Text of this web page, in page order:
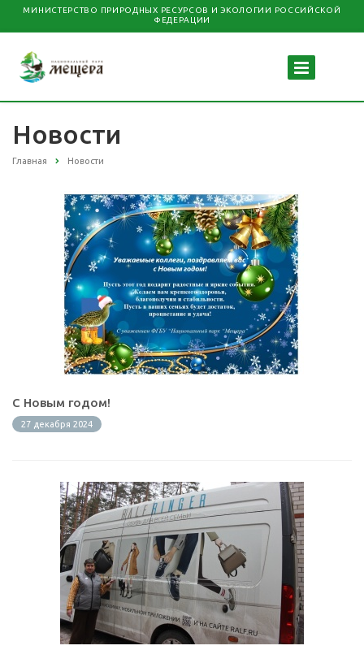
МИНИСТЕРСТВО ПРИРОДНЫХ РЕСУРСОВ И ЭКОЛОГИИ РОССИЙСКОЙ
ФЕДЕРАЦИИ
Новости
Главная Новости
С Новым годом!
27 декабря 2024